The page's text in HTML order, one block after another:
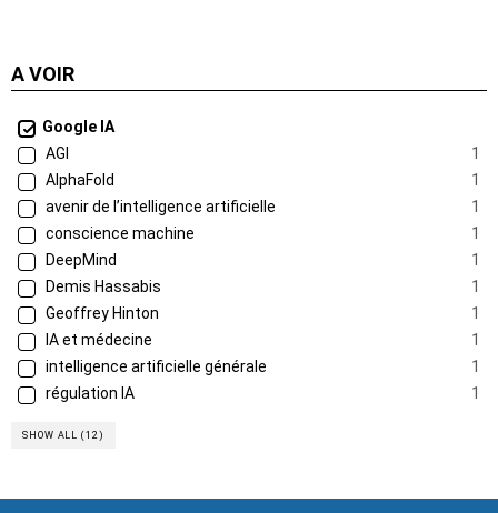
A VOIR
Google IA
AGI
1
AlphaFold
1
avenir de l’intelligence artificielle
1
conscience machine
1
DeepMind
1
Demis Hassabis
1
Geoffrey Hinton
1
IA et médecine
1
intelligence artificielle générale
1
régulation IA
1
SHOW ALL (12)